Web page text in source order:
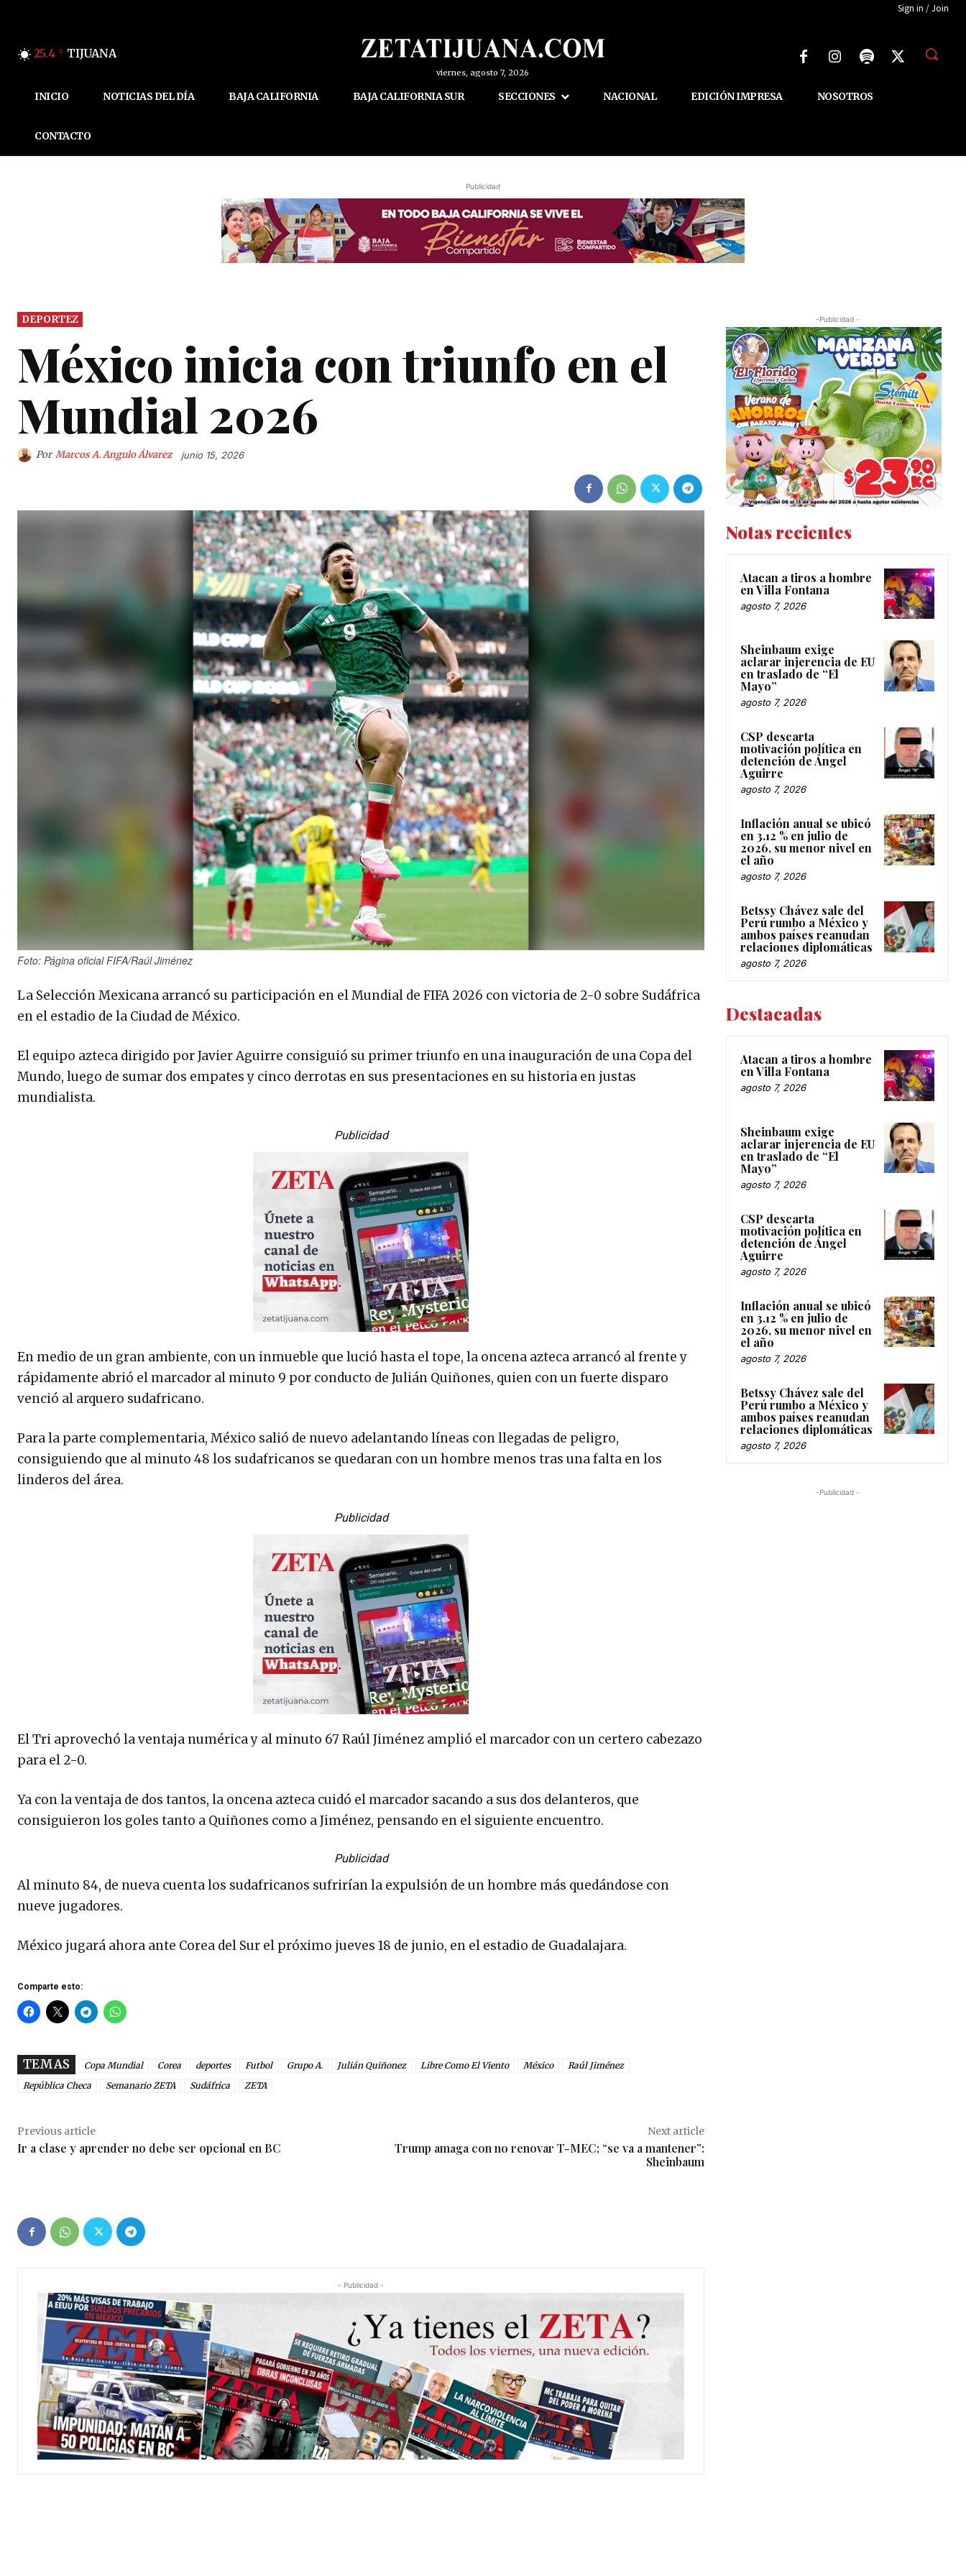
Sign in / Join
25.4 C TIJUANA
viernes, agosto 7, 2026
INICIO NOTICIAS DEL DÍA BAJA CALIFORNIA BAJA CALIFORNIA SUR SECCIONES NACIONAL EDICIÓN IMPRESA NOSOTROS
CONTACTO
Publicidad
DEPORTEZ
México inicia con triunfo en el
Mundial 2026
Por Marcos A. Angulo Álvarez junio 15, 2026
Foto: Página oficial FIFA/Raúl Jiménez
La Selección Mexicana arrancó su participación en el Mundial de FIFA 2026 con victoria de 2-0 sobre Sudáfrica
en el estadio de la Ciudad de México.
El equipo azteca dirigido por Javier Aguirre consiguió su primer triunfo en una inauguración de una Copa del
Mundo, luego de sumar dos empates y cinco derrotas en sus presentaciones en su historia en justas
mundialista.
Publicidad
En medio de un gran ambiente, con un inmueble que lució hasta el tope, la oncena azteca arrancó al frente y
rápidamente abrió el marcador al minuto 9 por conducto de Julián Quiñones, quien con un fuerte disparo
venció al arquero sudafricano.
Para la parte complementaria, México salió de nuevo adelantando líneas con llegadas de peligro,
consiguiendo que al minuto 48 los sudafricanos se quedaran con un hombre menos tras una falta en los
linderos del área.
Publicidad
El Tri aprovechó la ventaja numérica y al minuto 67 Raúl Jiménez amplió el marcador con un certero cabezazo
para el 2-0.
Ya con la ventaja de dos tantos, la oncena azteca cuidó el marcador sacando a sus dos delanteros, que
consiguieron los goles tanto a Quiñones como a Jiménez, pensando en el siguiente encuentro.
Publicidad
Al minuto 84, de nueva cuenta los sudafricanos sufrirían la expulsión de un hombre más quedándose con
nueve jugadores.
México jugará ahora ante Corea del Sur el próximo jueves 18 de junio, en el estadio de Guadalajara.
Comparte esto:
TEMAS Copa Mundial Corea deportes Futbol Grupo A. Julián Quiñonez Libre Como El Viento México
Raúl Jiménez
República Checa
Semanario ZETA Sudáfrica ZETA
Previous article
Ir a clase y aprender no debe ser opcional en BC
Next article
Trump amaga con no renovar T-MEC; “se va a mantener”:
Sheinbaum
- Publicidad -
-Publicidad -
Notas recientes
Atacan a tiros a hombre
en Villa Fontana
agosto 7, 2026
Sheinbaum exige
aclarar injerencia de EU
en traslado de “El
Mayo”
agosto 7, 2026
CSP descarta
motivación política en
detención de Ángel
Aguirre
agosto 7, 2026
Inflación anual se ubicó
en 3.12 % en julio de
2026, su menor nivel en
el año
agosto 7, 2026
Betssy Chávez sale del
Perú rumbo a México y
ambos países reanudan
relaciones diplomáticas
agosto 7, 2026
Destacadas
Atacan a tiros a hombre
en Villa Fontana
agosto 7, 2026
Sheinbaum exige
aclarar injerencia de EU
en traslado de “El
Mayo”
agosto 7, 2026
CSP descarta
motivación política en
detención de Ángel
Aguirre
agosto 7, 2026
Inflación anual se ubicó
en 3.12 % en julio de
2026, su menor nivel en
el año
agosto 7, 2026
Betssy Chávez sale del
Perú rumbo a México y
ambos países reanudan
relaciones diplomáticas
agosto 7, 2026
-Publicidad -